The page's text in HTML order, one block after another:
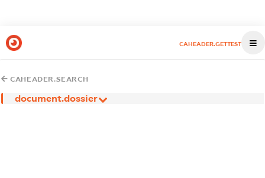
CAHEADER.GETTEST
CAHEADER.SEARCH
document.dossier